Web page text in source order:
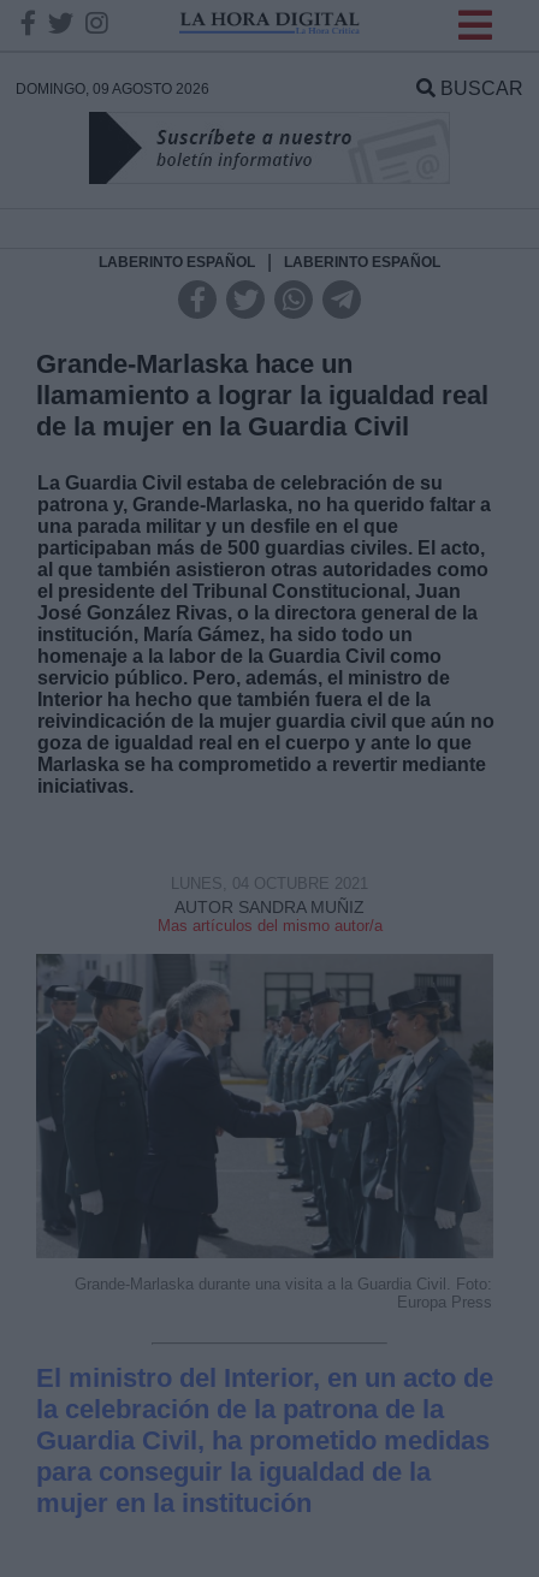
DOMINGO, 09 AGOSTO 2026 BUSCAR
LABERINTO ESPAÑOL LABERINTO ESPAÑOL
Grande-Marlaska hace un
llamamiento a lograr la igualdad real
de la mujer en la Guardia Civil
La Guardia Civil estaba de celebración de su
patrona y, Grande-Marlaska, no ha querido faltar a
una parada militar y un desfile en el que
participaban más de 500 guardias civiles. El acto,
al que también asistieron otras autoridades como
el presidente del Tribunal Constitucional, Juan
José González Rivas, o la directora general de la
institución, María Gámez, ha sido todo un
homenaje a la labor de la Guardia Civil como
servicio público. Pero, además, el ministro de
Interior ha hecho que también fuera el de la
reivindicación de la mujer guardia civil que aún no
goza de igualdad real en el cuerpo y ante lo que
Marlaska se ha comprometido a revertir mediante
iniciativas.
AUTOR SANDRA MUÑIZ
Mas artículos del mismo autor/a
LUNES, 04 OCTUBRE 2021
Grande-Marlaska durante una visita a la Guardia Civil. Foto:
Europa Press
El ministro del Interior, en un acto de
la celebración de la patrona de la
Guardia Civil, ha prometido medidas
para conseguir la igualdad de la
mujer en la institución
DATOS
Responsable:
Legitimación:
Destinatarios:
Derechos:
link
Información adicional